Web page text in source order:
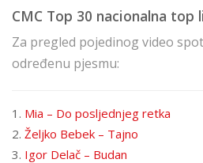
CMC Top 30 nacionalna top
Za pregled pojedinog video
određenu pjesmu:
1. Mia – Do posljednjeg retka
2. Željko Bebek – Tajno
3. Igor Delač – Budan